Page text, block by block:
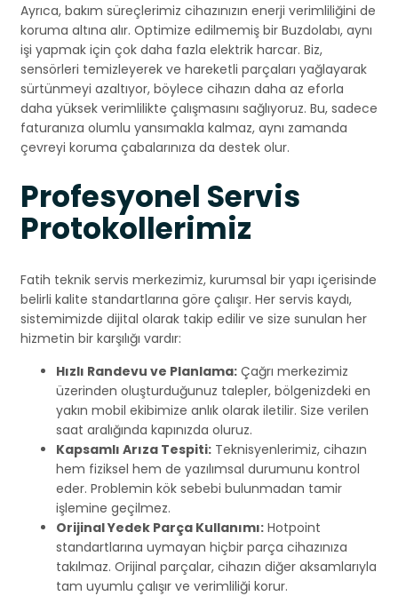
Ayrıca, bakım süreçlerimiz cihazınızın enerji verimliliğini de
koruma altına alır. Optimize edilmemiş bir Buzdolabı, aynı
işi yapmak için çok daha fazla elektrik harcar. Biz,
sensörleri temizleyerek ve hareketli parçaları yağlayarak
sürtünmeyi azaltıyor, böylece cihazın daha az eforla
daha yüksek verimlilikte çalışmasını sağlıyoruz. Bu, sadece
faturanıza olumlu yansımakla kalmaz, aynı zamanda
çevreyi koruma çabalarınıza da destek olur.
Profesyonel Servis
Protokollerimiz
Fatih teknik servis merkezimiz, kurumsal bir yapı içerisinde
belirli kalite standartlarına göre çalışır. Her servis kaydı,
sistemimizde dijital olarak takip edilir ve size sunulan her
hizmetin bir karşılığı vardır:
Hızlı Randevu ve Planlama: Çağrı merkezimiz
üzerinden oluşturduğunuz talepler, bölgenizdeki en
yakın mobil ekibimize anlık olarak iletilir. Size verilen
saat aralığında kapınızda oluruz.
Kapsamlı Arıza Tespiti: Teknisyenlerimiz, cihazın
hem fiziksel hem de yazılımsal durumunu kontrol
eder. Problemin kök sebebi bulunmadan tamir
işlemine geçilmez.
Orijinal Yedek Parça Kullanımı: Hotpoint
standartlarına uymayan hiçbir parça cihazınıza
takılmaz. Orijinal parçalar, cihazın diğer aksamlarıyla
tam uyumlu çalışır ve verimliliği korur.